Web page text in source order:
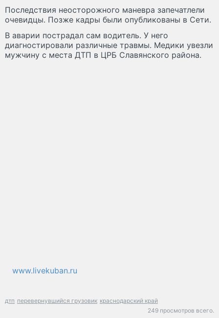
Последствия неосторожного маневра запечатлели
очевидцы. Позже кадры были опубликованы в Сети.
В аварии пострадал сам водитель. У него
диагностировали различные травмы. Медики увезли
мужчину с места ДТП в ЦРБ Славянского района.
www.livekuban.ru
дтп перевернувшийся грузовик краснодарский край
249 просмотров всего.